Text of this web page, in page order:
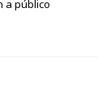
a público